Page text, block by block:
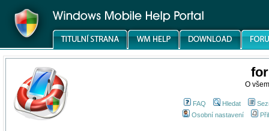
O
FAQ Hledat
Osobní nastavení